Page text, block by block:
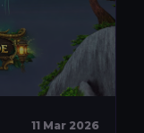
11 Mar 2026